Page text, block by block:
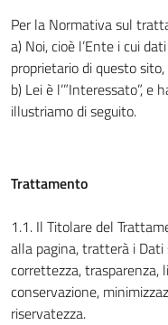
Per la Normativa sul
a) Noi, cioè l’Ente i cui
proprietario di questo
b) Lei è l’”Interessato”,
illustriamo di seguito.
Trattamento
1.1. Il Titolare del
alla pagina, tratterà i Dati
correttezza,
conservazione,
riservatezza.